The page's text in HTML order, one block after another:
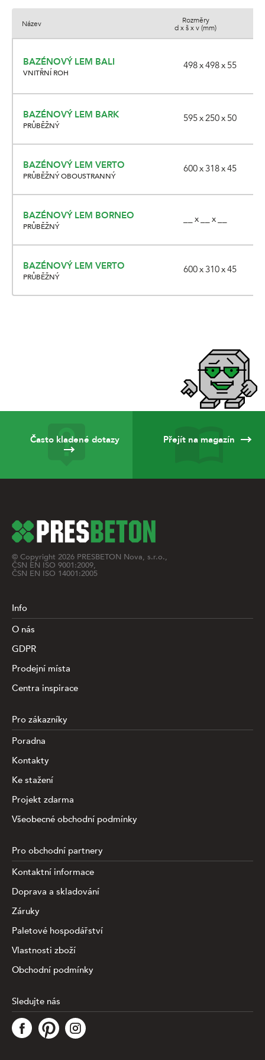
Tato stránka využívá soubory cookies ke shromažďování a
analýze informací o výkonu a používání webu, zajištění
fungování funkcí ze sociálních médií a ke zlepšení a
Název
Rozměry
d x š x v (mm)
BAZÉNOVÝ LEM BALI
VNITŘNÍ ROH
498 x 498 x 55
BAZÉNOVÝ LEM BARK
PRŮBĚŽNÝ
595 x 250 x 50
BAZÉNOVÝ LEM VERTO
PRŮBĚŽNÝ OBOUSTRANNÝ
600 x 318 x 45
BAZÉNOVÝ LEM BORNEO
PRŮBĚŽNÝ
__ x __ x __
BAZÉNOVÝ LEM VERTO
PRŮBĚŽNÝ
600 x 310 x 45
Často kladené dotazy Přejít na magazín
© Copyright 2026 PRESBETON Nova, s.r.o.,
ČSN EN ISO 9001:2009,
ČSN EN ISO 14001:2005
Info
O nás
GDPR
Prodejní místa
Centra inspirace
Pro zákazníky
Poradna
Kontakty
Ke stažení
Projekt zdarma
Všeobecné obchodní podmínky
Pro obchodní partnery
Kontaktní informace
Doprava a skladování
Záruky
Paletové hospodářství
Vlastnosti zboží
Obchodní podmínky
Sledujte nás